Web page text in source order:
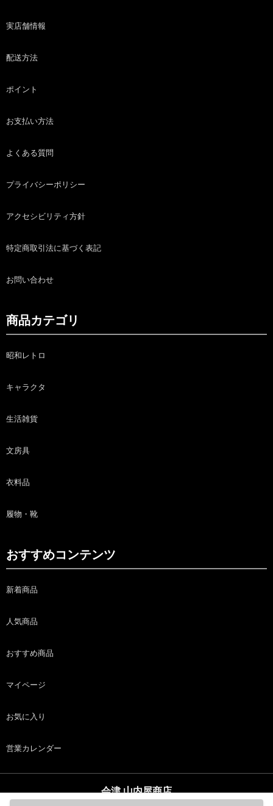
実店舗情報
配送方法
ポイント
お支払い方法
よくある質問
プライバシーポリシー
アクセシビリティ方針
特定商取引法に基づく表記
お問い合わせ
商品カテゴリ
昭和レトロ
キャラクタ
生活雑貨
文房具
衣料品
履物・靴
おすすめコンテンツ
新着商品
人気商品
おすすめ商品
マイページ
お気に入り
営業カレンダー
会津 山内屋商店